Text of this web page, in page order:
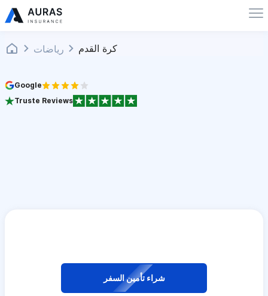
رياضات كرة القدم
Google
Truste Reviews
شراء تأمين السفر